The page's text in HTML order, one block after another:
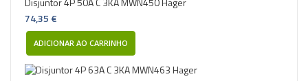
74,35 €
ADICIONAR AO CARRINHO